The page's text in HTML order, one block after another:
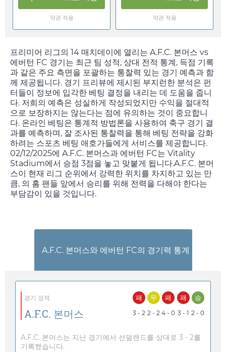
약관 적용 약관 적용
프리미어 리그의 14 매치데이에 열리는 A.F.C. 본머스 vs
에버턴 FC 경기는 최근 팀 성적, 상대 전적 통계, 득점 기록
과 같은 주요 측면을 포괄하는 통찰력 있는 경기 예측과 함
께 제공됩니다. 경기 프리뷰에 제시된 부지런한 분석은 펀
터들이 정보에 입각한 베팅 결정을 내리는 데 도움을 줍니
다. 저희의 예측은 성실하게 작성되었지만 수익을 절대적
으로 보장하지는 않는다는 점에 유의하는 것이 중요합니
다. 온라인 베팅은 통계적 방법론을 사용하여 축구 경기 결
과를 예측하며, 잘 조사된 통찰력을 통해 베팅 전략을 강화
하려는 스포츠 베팅 애호가들에게 서비스를 제공합니다.
02/12/2025에 A.F.C. 본머스과 에버턴 FC는 Vitality
Stadium에서 승점 3점을 놓고 맞붙게 됩니다.A.F.C. 본머
스이 현재 리그 순위에서 강력한 위치를 차지하고 있는 만
큼, 의 홈 팬들 앞에서 승리를 위해 전력을 다해야 한다는
부담감이 있을 것입니다.
A.F.C. 본머스와 에버턴 FC의 경기력 통계
경기 성적
A.F.C. 본머스
패
3 - 2
무
2 - 2
패
4 - 0
패
3 - 1
승
2 - 0
A.F.C. 본머스는 지난 경기에서 선덜랜드를 상대로 3 - 2를
기록했습니다.